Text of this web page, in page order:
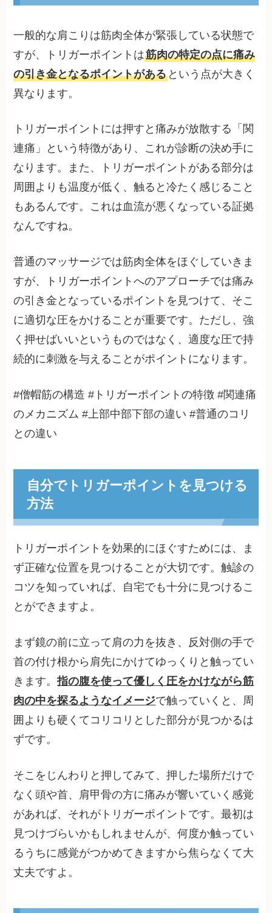
一般的な肩こりは筋肉全体が緊張している状態で
すが、トリガーポイントは筋肉の特定の点に痛み
の引き金となるポイントがある という点が大きく
異なります。
トリガーポイントには押すと痛みが放散する「関
連痛」という特徴があり、これが診断の決め手に
なります。また、トリガーポイントがある部分は
周囲よりも温度が低く、触ると冷たく感じること
もあるんです。これは血流が悪くなっている証拠
なんですね。
普通のマッサージでは筋肉全体をほぐしていきま
すが、トリガーポイントへのアプローチでは痛み
の引き金となっているポイントを見つけて、そこ
に適切な圧をかけることが重要です。ただし、強
く押せばいいというものではなく、適度な圧で持
続的に刺激を与えることがポイントになります。
#僧帽筋の構造 #トリガーポイントの特徴 #関連痛
のメカニズム #上部中部下部の違い #普通のコリ
との違い
自分でトリガーポイントを見つける
方法
トリガーポイントを効果的にほぐすためには、ま
ず正確な位置を見つけることが大切です。触診の
コツを知っていれば、自宅でも十分に見つけるこ
とができますよ。
まず鏡の前に立って肩の力を抜き、反対側の手で
首の付け根から肩先にかけてゆっくりと触ってい
きます。指の腹を使って優しく圧をかけながら筋
肉の中を探るようなイメージで触っていくと、周
囲よりも硬くてコリコリとした部分が見つかるは
ずです。
そこをじんわりと押してみて、押した場所だけで
なく頭や首、肩甲骨の方に痛みが響いていく感覚
があれば、それがトリガーポイントです。最初は
見つけづらいかもしれませんが、何度か触ってい
るうちに感覚がつかめてきますから焦らなくて大
丈夫ですよ。